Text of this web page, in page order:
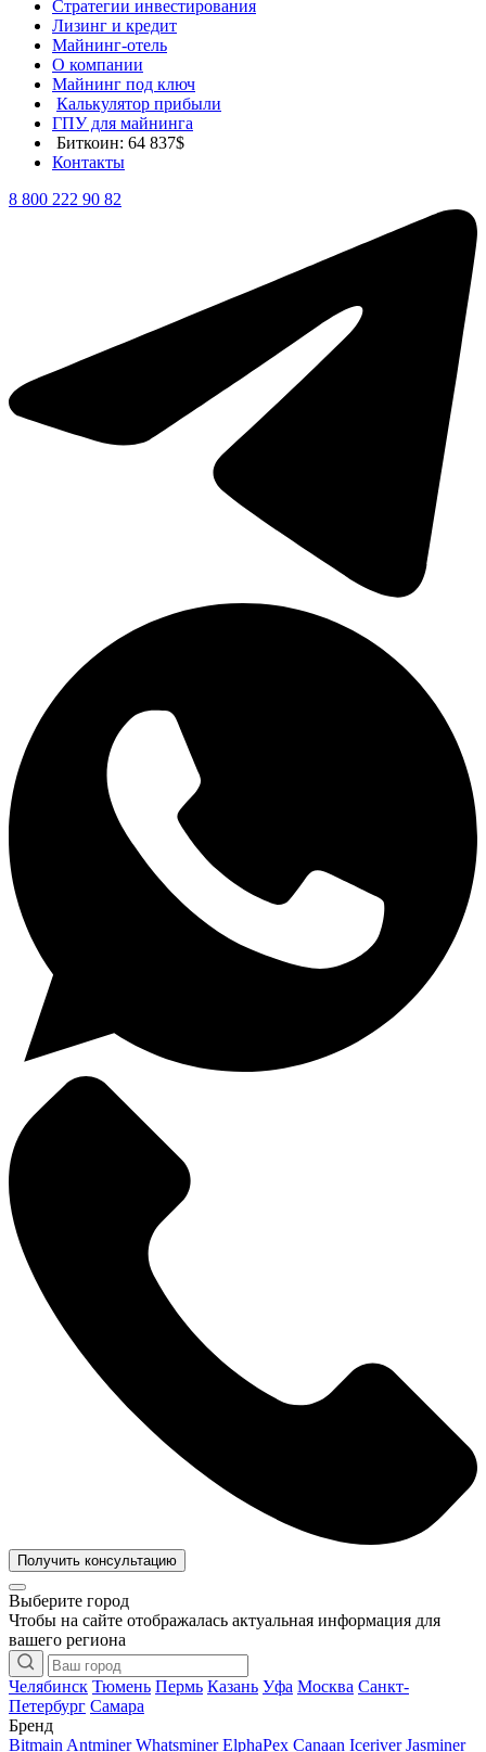
Стратегии инвестирования
Лизинг и кредит
Майнинг-отель
О компании
Майнинг под ключ
Калькулятор прибыли
ГПУ для майнинга
Биткоин: 64 837$
Контакты
8 800 222 90 82
Получить консультацию
Выберите город
Чтобы на сайте отображалась актуальная информация для
вашего региона
Челябинск Тюмень Пермь Казань Уфа Москва Санкт-
Петербург Самара
Бренд
Bitmain Antminer Whatsminer ElphaPex Canaan Iceriver Jasminer